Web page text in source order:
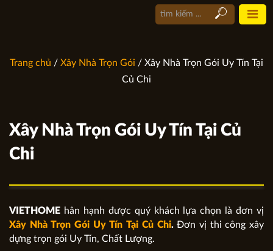
Trang chủ / Xây Nhà Trọn Gói / Xây Nhà Trọn Gói Uy Tín Tại
Củ Chi
Xây Nhà Trọn Gói Uy Tín Tại Củ
Chi
VIETHOME hân hạnh được quý khách lựa chọn là đơn vị
Xây Nhà Trọn Gói Uy Tín Tại Củ Chi.Đơn vị thi công xây
dựng trọn gói Uy Tín, Chất Lượng.